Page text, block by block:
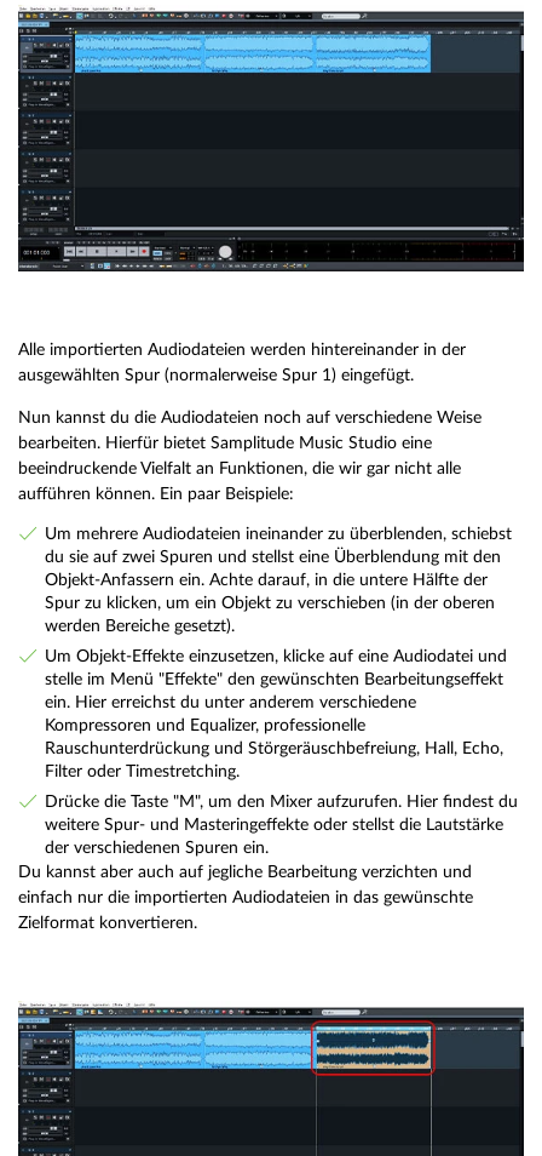
Alle importierten Audiodateien werden hintereinander in der
ausgewählten Spur (normalerweise Spur 1) eingefügt.
Nun kannst du die Audiodateien noch auf verschiedene Weise
bearbeiten. Hierfür bietet Samplitude Music Studio eine
beeindruckende Vielfalt an Funktionen, die wir gar nicht alle
aufführen können. Ein paar Beispiele:
Um mehrere Audiodateien ineinander zu überblenden, schiebst
du sie auf zwei Spuren und stellst eine Überblendung mit den
Objekt-Anfassern ein. Achte darauf, in die untere Hälfte der
Spur zu klicken, um ein Objekt zu verschieben (in der oberen
werden Bereiche gesetzt).
Um Objekt-Effekte einzusetzen, klicke auf eine Audiodatei und
stelle im Menü "Effekte" den gewünschten Bearbeitungseffekt
ein. Hier erreichst du unter anderem verschiedene
Kompressoren und Equalizer, professionelle
Rauschunterdrückung und Störgeräuschbefreiung, Hall, Echo,
Filter oder Timestretching.
Drücke die Taste "M", um den Mixer aufzurufen. Hier findest du
weitere Spur- und Masteringeffekte oder stellst die Lautstärke
der verschiedenen Spuren ein.
Du kannst aber auch auf jegliche Bearbeitung verzichten und
einfach nur die importierten Audiodateien in das gewünschte
Zielformat konvertieren.